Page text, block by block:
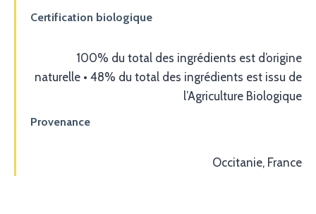
Certification biologique
100% du total des ingrédients est d’origine
naturelle • 48% du total des ingrédients est issu de
l’Agriculture Biologique
Provenance
Occitanie, France